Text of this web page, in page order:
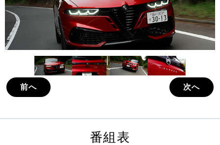
前へ 次へ
番組表